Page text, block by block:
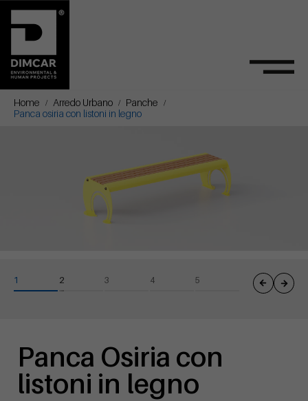
Home Arredo Urbano
Panche
Panca osiria con listoni in legno
Panca Osiria con
listoni in legno